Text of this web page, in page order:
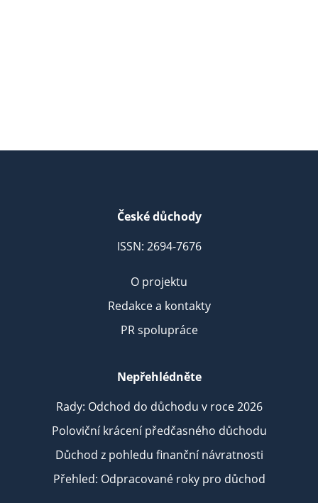
České důchody
ISSN: 2694-7676
O projektu
Redakce a kontakty
PR spolupráce
Nepřehlédněte
Rady: Odchod do důchodu v roce 2026
Poloviční krácení předčasného důchodu
Důchod z pohledu finanční návratnosti
Přehled: Odpracované roky pro důchod